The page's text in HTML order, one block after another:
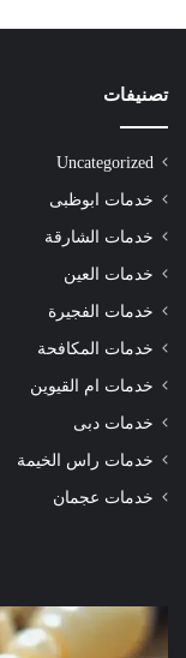
تصنيفات
Uncategorized
خدمات ابوظبى
خدمات الشارقة
خدمات العين
خدمات الفجيرة
خدمات المكافحة
خدمات ام القيوين
خدمات دبى
خدمات راس الخيمة
خدمات عجمان
شركة
مكافحة